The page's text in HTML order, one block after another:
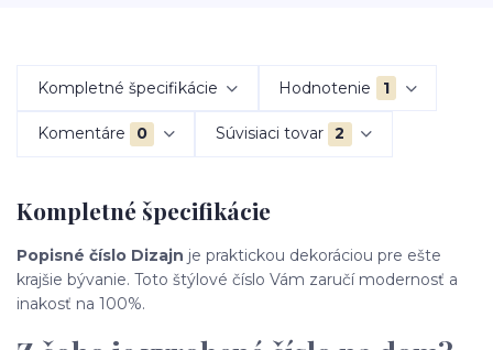
Kompletné špecifikácie Hodnotenie 1
Komentáre 0 Súvisiaci tovar 2
Kompletné špecifikácie
Popisné číslo Dizajn je praktickou dekoráciou pre ešte
krajšie bývanie. Toto štýlové číslo Vám zaručí modernosť a
inakosť na 100%.